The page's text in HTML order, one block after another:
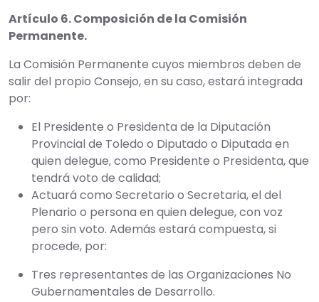
Artículo 6. Composición de la Comisión
Permanente.
La Comisión Permanente cuyos miembros deben de
salir del propio Consejo, en su caso, estará integrada
por:
El Presidente o Presidenta de la Diputación
Provincial de Toledo o Diputado o Diputada en
quien delegue, como Presidente o Presidenta, que
tendrá voto de calidad;
Actuará como Secretario o Secretaria, el del
Plenario o persona en quien delegue, con voz
pero sin voto. Además estará compuesta, si
procede, por:
Tres representantes de las Organizaciones No
Gubernamentales de Desarrollo.